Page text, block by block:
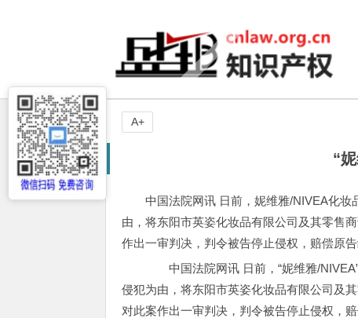
“
中国法院网讯 日前，妮维雅/NIVEA化
由，将东阳市英姿化妆品有限公司及其零售
作出一审判决，判令被告停止侵权，赔偿原
中国法院网讯 日前，“妮维雅/NIVEA”
侵犯为由，将东阳市英姿化妆品有限公司及
对此案作出一审判决，判令被告停止侵权，
A+